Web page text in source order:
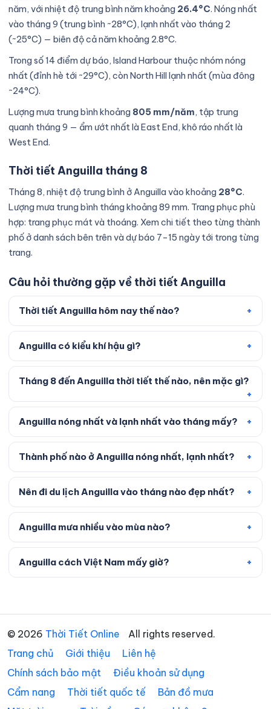
năm, với nhiệt độ trung bình năm khoảng 26.4°C. Nóng nhất
vào tháng 9 (trung bình ~28°C), lạnh nhất vào tháng 2
(~25°C) — biên độ cả năm khoảng 2.8°C.
Trong số 14 điểm dự báo, Island Harbour thuộc nhóm nóng
nhất (đỉnh hè tới ~29°C), còn North Hill lạnh nhất (mùa đông
~24°C).
Lượng mưa trung bình khoảng 805 mm/năm, tập trung
quanh tháng 9 — ẩm ướt nhất là East End, khô ráo nhất là
West End.
Thời tiết Anguilla tháng 8
Tháng 8, nhiệt độ trung bình ở Anguilla vào khoảng 28°C.
Lượng mưa trung bình tháng khoảng 89 mm. Trang phục phù
hợp: trang phục mát và thoáng. Xem chi tiết theo từng thành
phố ở danh sách bên trên và dự báo 7–15 ngày tới trong từng
trang.
Câu hỏi thường gặp về thời tiết Anguilla
Thời tiết Anguilla hôm nay thế nào?
Anguilla có kiểu khí hậu gì?
Tháng 8 đến Anguilla thời tiết thế nào, nên mặc gì?
Anguilla nóng nhất và lạnh nhất vào tháng mấy?
Thành phố nào ở Anguilla nóng nhất, lạnh nhất?
Nên đi du lịch Anguilla vào tháng nào đẹp nhất?
Anguilla mưa nhiều vào mùa nào?
Anguilla cách Việt Nam mấy giờ?
© 2026 Thời Tiết Online
All rights reserved.
Trang chủ
Giới thiệu
Liên hệ
Chính sách bảo mật
Điều khoản sử dụng
Cẩm nang
Thời tiết quốc tế
Bản đồ mưa